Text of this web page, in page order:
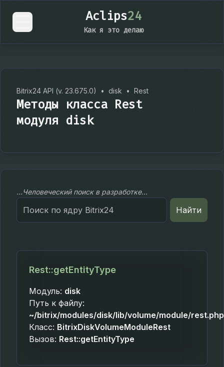
Aclips24
Как я это делаю
Bitrix24 API (v. 23.675.0) • disk • Rest
Методы класса Rest
модуля disk
...Человеческий поиск в разработке...
Search
for:
Найти
Rest::getEntityType
Модуль: disk
Путь к файлу:
~/bitrix/modules/disk/lib/volume/module/rest.php
Класс: BitrixDiskVolumeModuleRest
Вызов: Rest::getEntityType